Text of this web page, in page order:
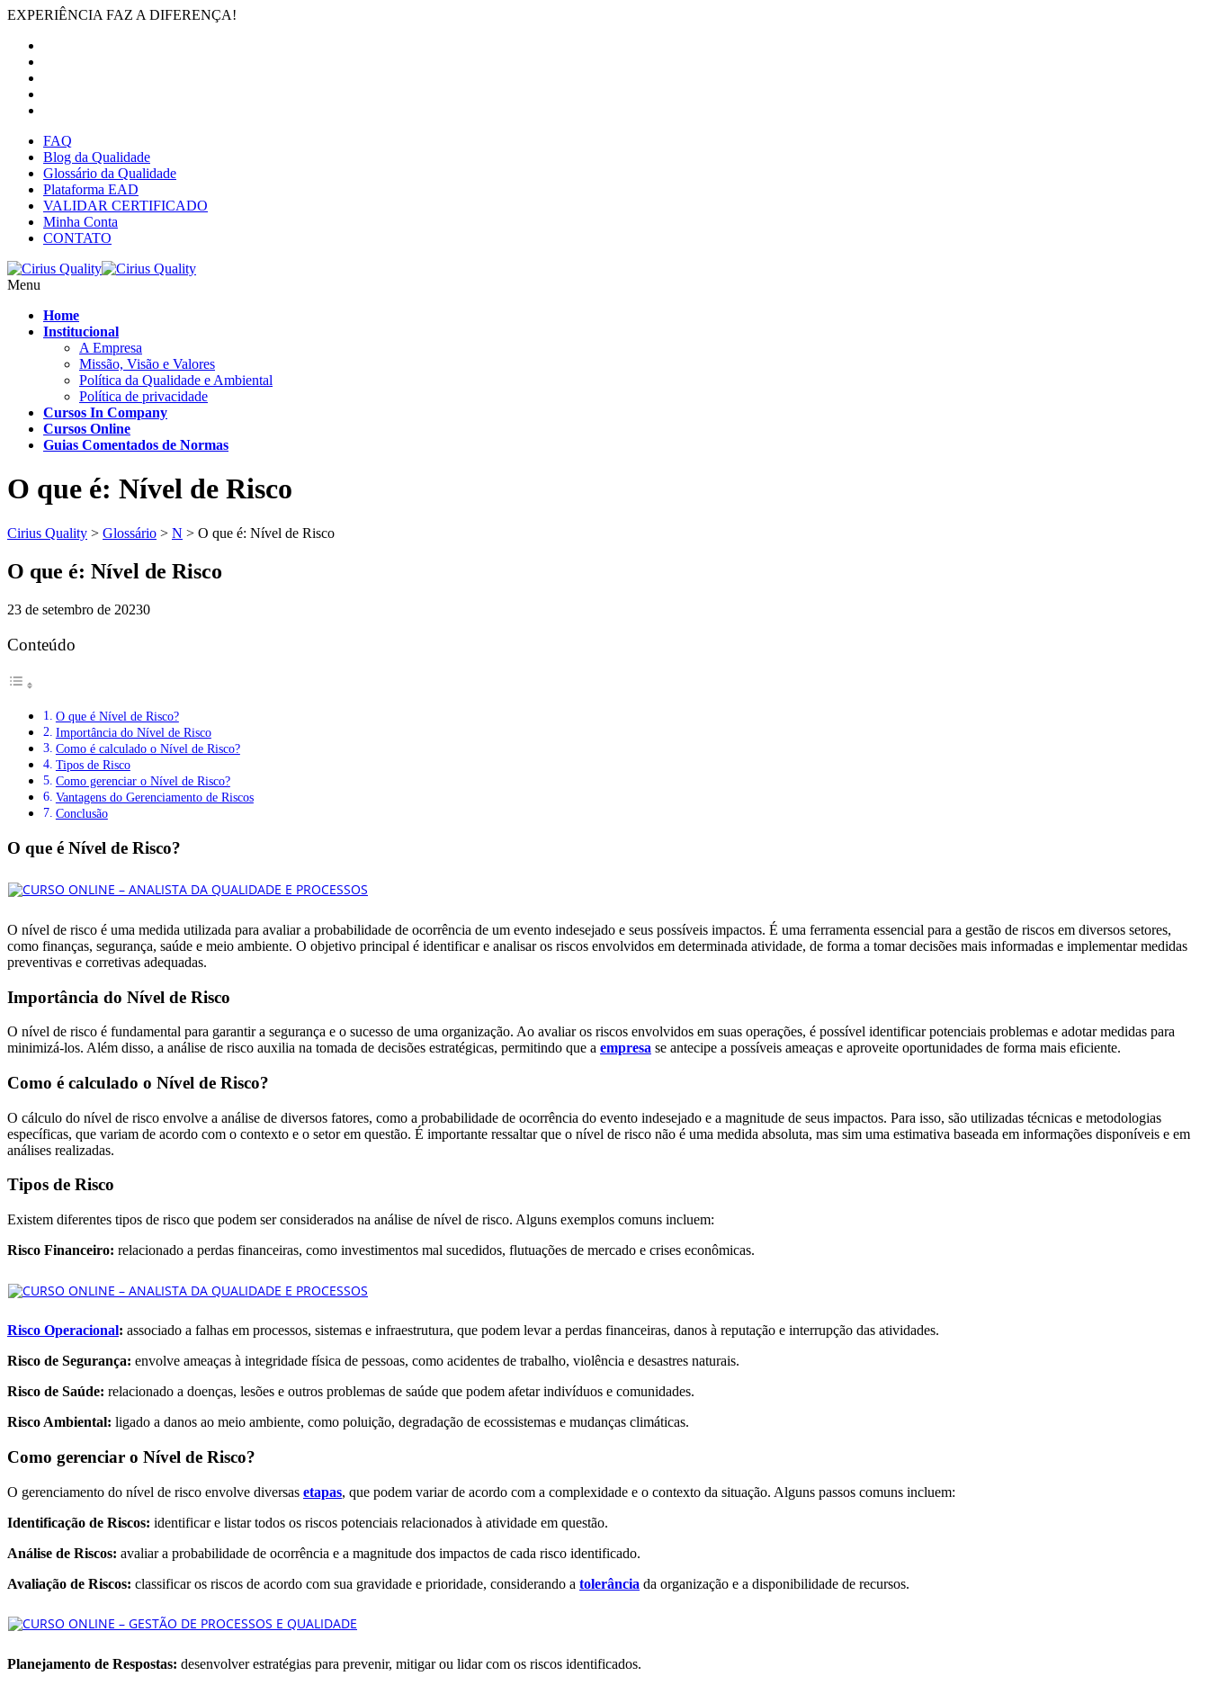
EXPERIÊNCIA FAZ A DIFERENÇA!
FAQ
Blog da Qualidade
Glossário da Qualidade
Plataforma EAD
VALIDAR CERTIFICADO
Minha Conta
CONTATO
Menu
Home
Institucional
A Empresa
Missão, Visão e Valores
Política da Qualidade e Ambiental
Política de privacidade
Cursos In Company
Cursos Online
Guias Comentados de Normas
O que é: Nível de Risco
Cirius Quality > Glossário > N > O que é: Nível de Risco
O que é: Nível de Risco
23 de setembro de 20230
Conteúdo
O que é Nível de Risco?
Importância do Nível de Risco
Como é calculado o Nível de Risco?
Tipos de Risco
Como gerenciar o Nível de Risco?
Vantagens do Gerenciamento de Riscos
Conclusão
O que é Nível de Risco?
O nível de risco é uma medida utilizada para avaliar a probabilidade de ocorrência de um evento indesejado e seus possíveis impactos. É uma ferramenta essencial para a gestão de riscos em diversos setores,
como finanças, segurança, saúde e meio ambiente. O objetivo principal é identificar e analisar os riscos envolvidos em determinada atividade, de forma a tomar decisões mais informadas e implementar medidas
preventivas e corretivas adequadas.
Importância do Nível de Risco
O nível de risco é fundamental para garantir a segurança e o sucesso de uma organização. Ao avaliar os riscos envolvidos em suas operações, é possível identificar potenciais problemas e adotar medidas para
minimizá-los. Além disso, a análise de risco auxilia na tomada de decisões estratégicas, permitindo que a empresa se antecipe a possíveis ameaças e aproveite oportunidades de forma mais eficiente.
Como é calculado o Nível de Risco?
O cálculo do nível de risco envolve a análise de diversos fatores, como a probabilidade de ocorrência do evento indesejado e a magnitude de seus impactos. Para isso, são utilizadas técnicas e metodologias
específicas, que variam de acordo com o contexto e o setor em questão. É importante ressaltar que o nível de risco não é uma medida absoluta, mas sim uma estimativa baseada em informações disponíveis e em
análises realizadas.
Tipos de Risco
Existem diferentes tipos de risco que podem ser considerados na análise de nível de risco. Alguns exemplos comuns incluem:
Risco Financeiro: relacionado a perdas financeiras, como investimentos mal sucedidos, flutuações de mercado e crises econômicas.
Risco Operacional: associado a falhas em processos, sistemas e infraestrutura, que podem levar a perdas financeiras, danos à reputação e interrupção das atividades.
Risco de Segurança: envolve ameaças à integridade física de pessoas, como acidentes de trabalho, violência e desastres naturais.
Risco de Saúde: relacionado a doenças, lesões e outros problemas de saúde que podem afetar indivíduos e comunidades.
Risco Ambiental: ligado a danos ao meio ambiente, como poluição, degradação de ecossistemas e mudanças climáticas.
Como gerenciar o Nível de Risco?
O gerenciamento do nível de risco envolve diversas etapas, que podem variar de acordo com a complexidade e o contexto da situação. Alguns passos comuns incluem:
Identificação de Riscos: identificar e listar todos os riscos potenciais relacionados à atividade em questão.
Análise de Riscos: avaliar a probabilidade de ocorrência e a magnitude dos impactos de cada risco identificado.
Avaliação de Riscos: classificar os riscos de acordo com sua gravidade e prioridade, considerando a tolerância da organização e a disponibilidade de recursos.
Planejamento de Respostas: desenvolver estratégias para prevenir, mitigar ou lidar com os riscos identificados.